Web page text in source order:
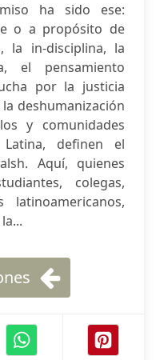
ha sido ese:
o a propósito de
la in-disciplina, la
el pensamiento
por la justicia
deshumanización
y comunidades
Latina, definen el
Aquí, quienes
colegas,